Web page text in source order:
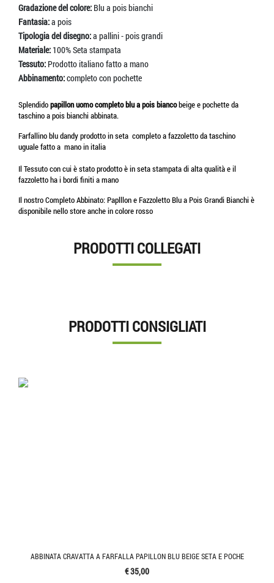
Gradazione del colore: Blu a pois bianchi
Fantasia:a pois
Tipologia del disegno:a pallini - pois grandi
Materiale: 100% Seta stampata
Tessuto: Prodotto italiano fatto a mano
Abbinamento:completo con pochette
Splendidopapillon uomo completo blu a pois biancobeige e pochette da
taschino a pois bianchi abbinata.
Farfallino blu dandy prodotto in seta completo a fazzoletto da taschino
uguale fatto a mano in italia
Il Tessuto con cui è stato prodotto è in seta stampata di alta qualità e il
fazzoletto ha i bordi finiti a mano
Il nostro Completo Abbinato: Paplllon e Fazzoletto Blu a Pois Grandi Bianchi è
disponibile nello store anche in colore rosso
PRODOTTI COLLEGATI
PRODOTTI CONSIGLIATI
ABBINATA CRAVATTA A FARFALLA PAPILLON BLU BEIGE SETA E POCHE
€ 35,00